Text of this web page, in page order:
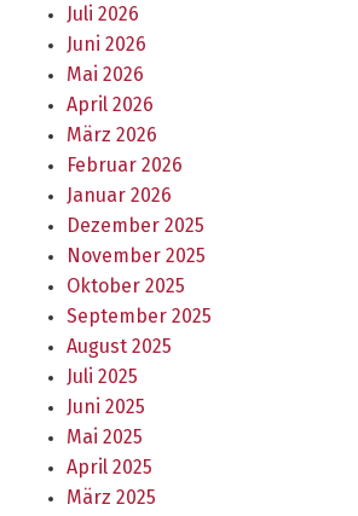
Juli 2026
Juni 2026
Mai 2026
April 2026
März 2026
Februar 2026
Januar 2026
Dezember 2025
November 2025
Oktober 2025
September 2025
August 2025
Juli 2025
Juni 2025
Mai 2025
April 2025
März 2025